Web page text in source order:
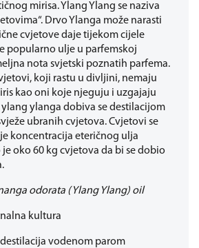
mirisa. Ylang Ylang se naziva
Drvo Ylanga može narasti
cvjetove daje tijekom cijele
popularno ulje u parfemskoj
nota svjetski poznatih parfema.
koji rastu u divljini, nemaju
kao oni koje njeguju i uzgajaju
ylang ylanga dobiva se destilacijom
ubranih cvjetova. Cvjetovi se
koncentracija eteričnog ulja
oko 60 kg cvjetova da bi se dobio
odorata (Ylang Ylang) oil
kultura
destilacija vodenom parom